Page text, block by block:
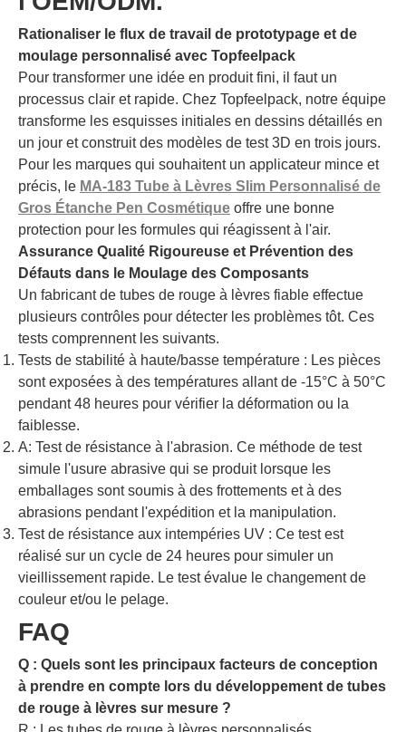
Rationaliser le flux de travail de prototypage et de
moulage personnalisé avec Topfeelpack
Pour transformer une idée en produit fini, il faut un
processus clair et rapide. Chez Topfeelpack, notre équipe
transforme les esquisses initiales en dessins détaillés en
un jour et construit des modèles de test 3D en trois jours.
Pour les marques qui souhaitent un applicateur mince et
précis, le MA-183 Tube à Lèvres Slim Personnalisé de
Gros Étanche Pen Cosmétique offre une bonne
protection pour les formules qui réagissent à l'air.
Assurance Qualité Rigoureuse et Prévention des
Défauts dans le Moulage des Composants
Un fabricant de tubes de rouge à lèvres fiable effectue
plusieurs contrôles pour détecter les problèmes tôt. Ces
tests comprennent les suivants.
Tests de stabilité à haute/basse température : Les pièces
sont exposées à des températures allant de -15°C à 50°C
pendant 48 heures pour vérifier la déformation ou la
faiblesse.
A: Test de résistance à l'abrasion. Ce méthode de test
simule l'usure abrasive qui se produit lorsque les
emballages sont soumis à des frottements et à des
abrasions pendant l'expédition et la manipulation.
Test de résistance aux intempéries UV : Ce test est
réalisé sur un cycle de 24 heures pour simuler un
vieillissement rapide. Le test évalue le changement de
couleur et/ou le pelage.
FAQ
Q : Quels sont les principaux facteurs de conception
à prendre en compte lors du développement de tubes
de rouge à lèvres sur mesure ?